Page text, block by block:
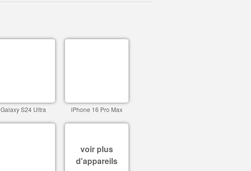
Galaxy S24 Ultra iPhone 16 Pro Max
voir plus
d'appareils